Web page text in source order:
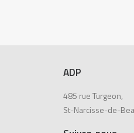
ADP
485 rue Turgeon,
St-Narcisse-de-